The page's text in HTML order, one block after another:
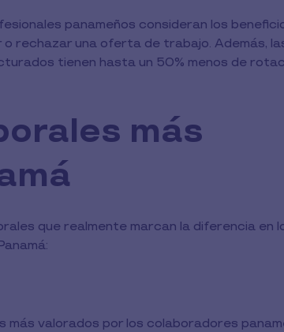
panameños consideran los
rechazar una oferta de trabajo. Además,
tienen hasta un 50% menos de
más
que realmente marcan la diferencia en
más valorados por los colaboradores